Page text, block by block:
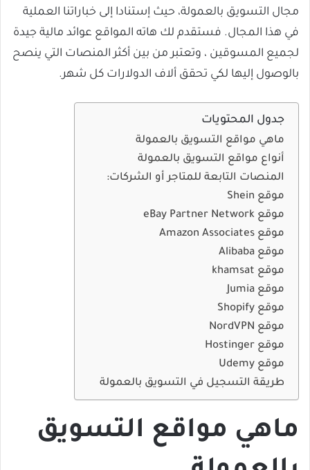
مجال التسويق بالعمولة، حيث إستنادا إلى خباراتنا العملية
في هذا المجال. فستقدم لك هاته المواقع عوائد مالية جيدة
لجميع المسوقين ، وتعتبر من بين أكثر المنصات التي ينصح
بالوصول إليها لكي تحقق ألاف الدولارات كل شهر.
جدول المحتويات
ماهي مواقع التسويق بالعمولة
أنواع مواقع التسويق بالعمولة
المنصات التابعة للمتاجر أو الشركات:
موقع Shein
موقع eBay Partner Network
موقع Amazon Associates
موقع Alibaba
موقع khamsat
موقع Jumia
موقع Shopify
موقع NordVPN
موقع Hostinger
موقع Udemy
طريقة التسجيل في التسويق بالعمولة
ماهي مواقع التسويق